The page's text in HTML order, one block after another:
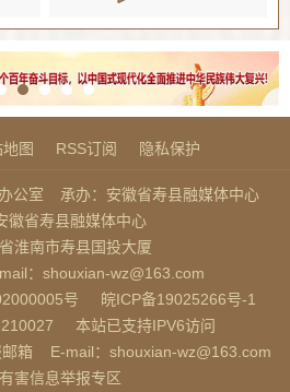
地图 RSS订阅 隐私保护
公室
承办：安徽省寿县融媒体中心
徽省寿县融媒体中心
淮南市寿县国投大厦
：shouxian-wz@163.com
号
皖ICP备19025266号-1
本站已支持IPV6访问
箱
E-mail：shouxian-wz@163.com
害信息举报专区